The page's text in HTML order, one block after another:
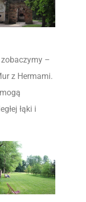
zobaczymy –
z Hermami.
łąki i